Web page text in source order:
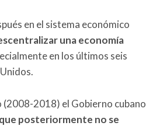
en el sistema económico
una economía
en los últimos seis
(2008-2018) el Gobierno cubano
que posteriormente no se